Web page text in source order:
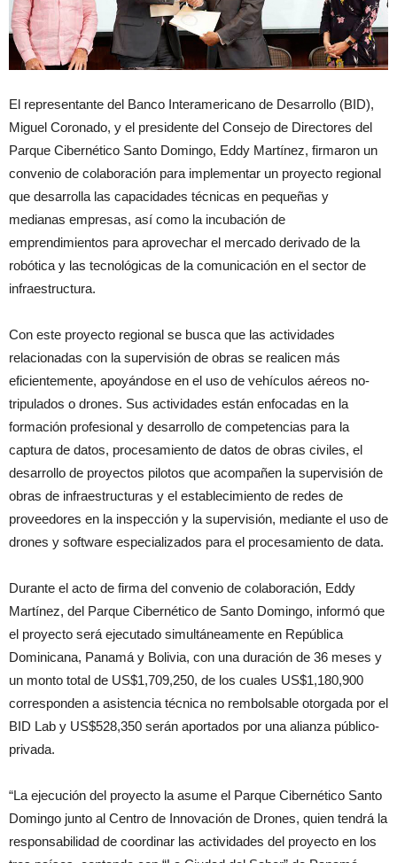
El representante del Banco Interamericano de Desarrollo (BID),
Miguel Coronado, y el presidente del Consejo de Directores del
Parque Cibernético Santo Domingo, Eddy Martínez, firmaron un
convenio de colaboración para implementar un proyecto regional
que desarrolla las capacidades técnicas en pequeñas y
medianas empresas, así como la incubación de
emprendimientos para aprovechar el mercado derivado de la
robótica y las tecnológicas de la comunicación en el sector de
infraestructura.
Con este proyecto regional se busca que las actividades
relacionadas con la supervisión de obras se realicen más
eficientemente, apoyándose en el uso de vehículos aéreos no-
tripulados o drones. Sus actividades están enfocadas en la
formación profesional y desarrollo de competencias para la
captura de datos, procesamiento de datos de obras civiles, el
desarrollo de proyectos pilotos que acompañen la supervisión de
obras de infraestructuras y el establecimiento de redes de
proveedores en la inspección y la supervisión, mediante el uso de
drones y software especializados para el procesamiento de data.
Durante el acto de firma del convenio de colaboración, Eddy
Martínez, del Parque Cibernético de Santo Domingo, informó que
el proyecto será ejecutado simultáneamente en República
Dominicana, Panamá y Bolivia, con una duración de 36 meses y
un monto total de US$1,709,250, de los cuales US$1,180,900
corresponden a asistencia técnica no rembolsable otorgada por el
BID Lab y US$528,350 serán aportados por una alianza público-
privada.
“La ejecución del proyecto la asume el Parque Cibernético Santo
Domingo junto al Centro de Innovación de Drones, quien tendrá la
responsabilidad de coordinar las actividades del proyecto en los